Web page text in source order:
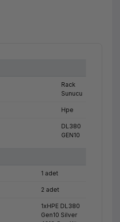
Rack
Sunucu
Hpe
DL380
GEN10
1 adet
2 adet
1xHPE DL380
Gen10 Silver